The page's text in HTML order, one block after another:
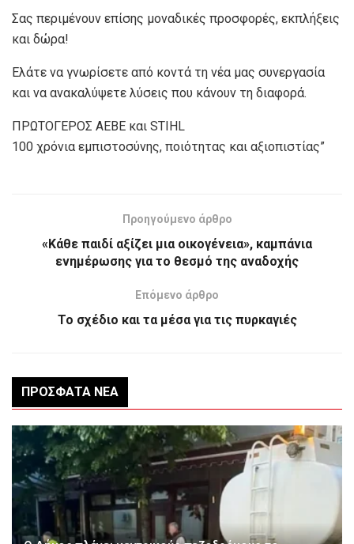
Σας περιμένουν επίσης μοναδικές προσφορές, εκπλήξεις
και δώρα!
Ελάτε να γνωρίσετε από κοντά τη νέα μας συνεργασία
και να ανακαλύψετε λύσεις που κάνουν τη διαφορά.
ΠΡΩΤΟΓΕΡΟΣ ΑΕΒΕ και STIHL
100 χρόνια εμπιστοσύνης, ποιότητας και αξιοπιστίας”
Προηγούμενο άρθρο
«Κάθε παιδί αξίζει μια οικογένεια», καμπάνια
ενημέρωσης για το θεσμό της αναδοχής
Επόμενο άρθρο
Το σχέδιο και τα μέσα για τις πυρκαγιές
ΠΡΌΣΦΑΤΑ ΝΈΑ